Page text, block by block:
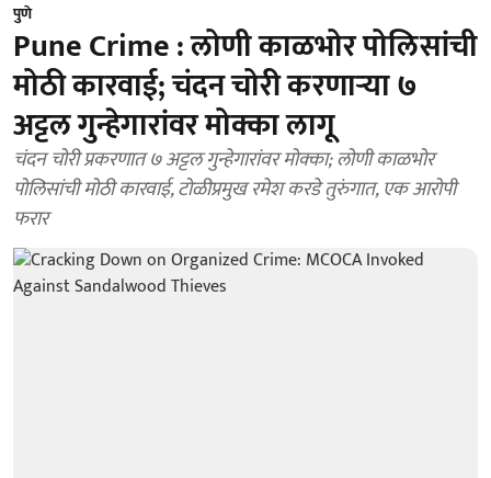
पुणे
Pune Crime : लोणी काळभोर पोलिसांची
मोठी कारवाई; चंदन चोरी करणाऱ्या ७
अट्टल गुन्हेगारांवर मोक्का लागू
चंदन चोरी प्रकरणात ७ अट्टल गुन्हेगारांवर मोक्का; लोणी काळभोर
पोलिसांची मोठी कारवाई, टोळीप्रमुख रमेश करडे तुरुंगात, एक आरोपी
फरार